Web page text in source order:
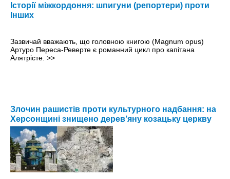
Історії міжкордоння: шпигуни (репортери) проти
Інших
Зазвичай вважають, що головною книгою (Magnum opus)
Артуро Переса-Реверте є романний цикл про капітана
Алятрісте. >>
Злочин рашистів проти культурного надбання: на
Херсонщині знищено дерев’яну козацьку церкву